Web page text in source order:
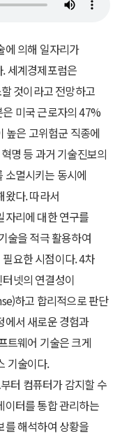
에 의해 일자리가
세계경제포럼은
것이라고 전망하고
미국 근로자의 47%
높은 고위험군 직종에
명 등 과거 기술진보의
소멸시키는 동시에
왔다. 따라서
자리에 대한 연구를
술을 적극 활용하여
요한 시점이다. 4차
넷의 연결성이
하고 합리적으로 판단
서 새로운 경험과
트웨어 기술은 크게
기술이다.
터 컴퓨터가 감지할 수
이터를 통합 관리하는
를 해석하여 상황을